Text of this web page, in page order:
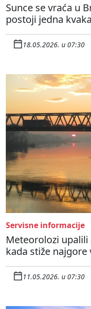
Sunce se vraća u
postoji jedna kvaka
18.05.2026. u 07:30
Servisne informacije
Meteorolozi upalili
kada stiže najgore
11.05.2026. u 07:30